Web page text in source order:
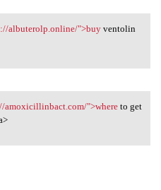
albuterolp
albuterolp.online/">buyventolin
amoxicillinbact.com/">whereto get